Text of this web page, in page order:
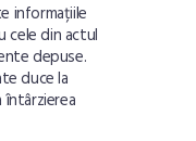
informațiile
cele din actul
depuse.
duce la
întârzierea